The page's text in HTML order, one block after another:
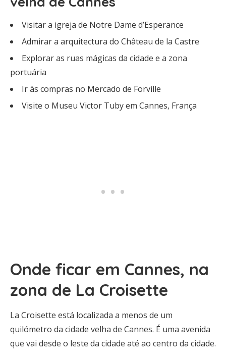
Visitar a igreja de Notre Dame d’Esperance
Admirar a arquitectura do Château de la Castre
Explorar as ruas mágicas da cidade e a zona
portuária
Ir às compras no Mercado de Forville
Visite o Museu Victor Tuby em Cannes, França
Onde ficar em Cannes, na
zona de La Croisette
La Croisette está localizada a menos de um
quilómetro da cidade velha de Cannes. É uma avenida
que vai desde o leste da cidade até ao centro da cidade.